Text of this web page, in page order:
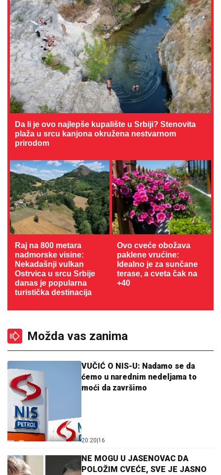
Da li je ovo najlepše kupalište u Srbiji? Stenovita
plaža u srcu kanjona okružena nestvarnom
prirodom
Raj na 800 metara
nadmorske visine:
Nekadašnji vulkan
Ostrvica u srcu Srbije
danas je popularna
turistička destinacija
Ovo cveće obožava
paklene vrućine:
Idealno je za sunčane
terase, a cveta čak na
+40
Možda vas zanima
VUČIĆ O NIS-U: Nadamo se da
ćemo u narednim nedeljama to
moći da završimo
20:20 16
NE MOGU U JASENOVAC DA
POLOŽIM CVEĆE, SVE JE JASNO